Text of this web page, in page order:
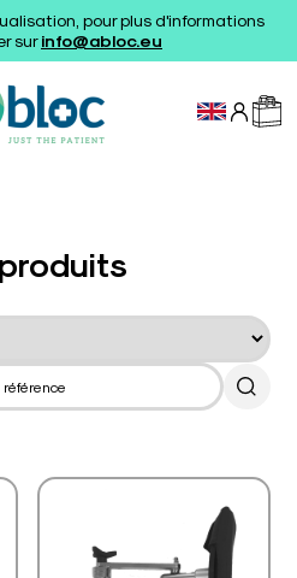
pour plus d'informations
surinfo@abloc.eu